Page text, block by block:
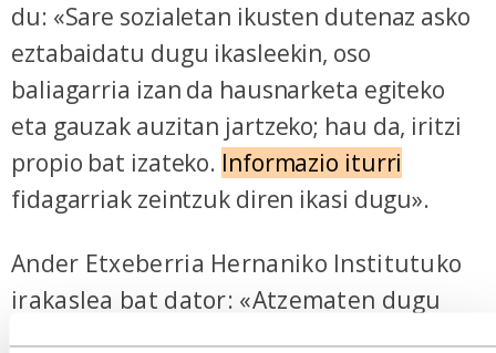
du: «Sare sozialetan ikusten dutenaz asko
eztabaidatu dugu ikasleekin, oso
baliagarria izan da hausnarketa egiteko
eta gauzak auzitan jartzeko; hau da, iritzi
propio bat izateko. Informazio iturri
fidagarriak zeintzuk diren ikasi dugu».
Ander Etxeberria Hernaniko Institutuko
irakaslea bat dator: «Atzematen dugu